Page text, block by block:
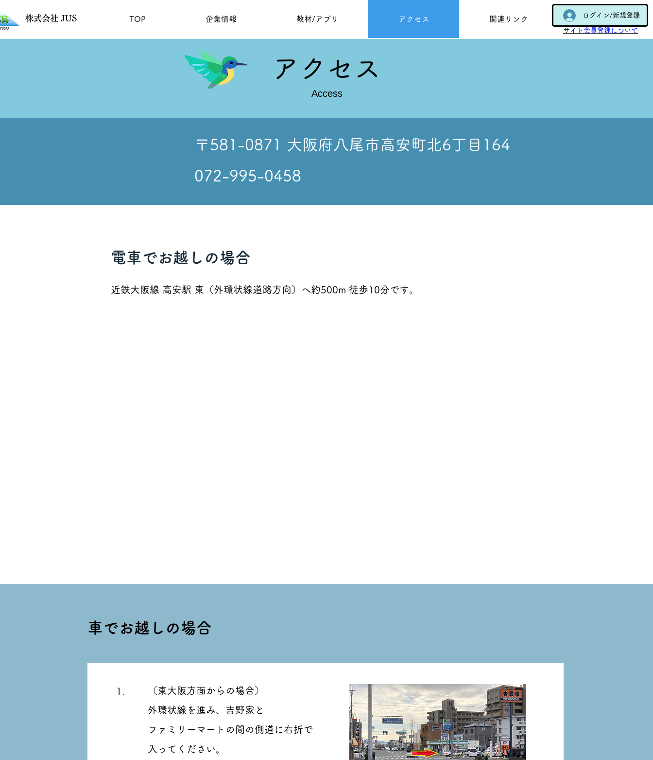
ログイン/新規登録
​ サイト会員登録について
​株式会社 JUS TOP 企業情報 教材/アプリ アクセス 関連リンク
​アクセス
Access
〒581-0871 大阪府八尾市高安町北6丁目164
072-995-0458
電車でお越しの場合
近鉄大阪線 高安駅 東（外環状線道路方向）へ約500m 徒歩10分です。
車でお越しの場合
1.
​（東大阪方面からの場合）
外環状線を進み、吉野家と
ファミリーマートの間の側道に右折で
​入ってください。